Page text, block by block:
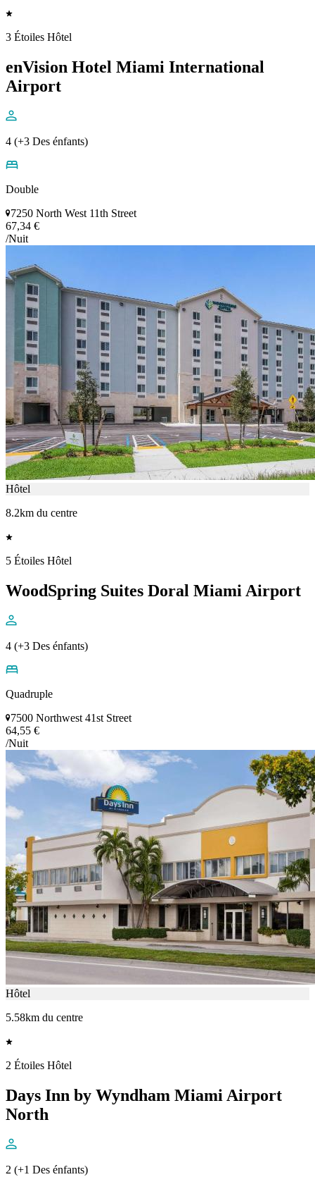
3 Étoiles Hôtel
enVision Hotel Miami International
Airport
4 (+3 Des énfants)
Double
7250 North West 11th Street
67,34 €
/Nuit
Hôtel
8.2km du centre
5 Étoiles Hôtel
WoodSpring Suites Doral Miami Airport
4 (+3 Des énfants)
Quadruple
7500 Northwest 41st Street
64,55 €
/Nuit
Hôtel
5.58km du centre
2 Étoiles Hôtel
Days Inn by Wyndham Miami Airport
North
2 (+1 Des énfants)